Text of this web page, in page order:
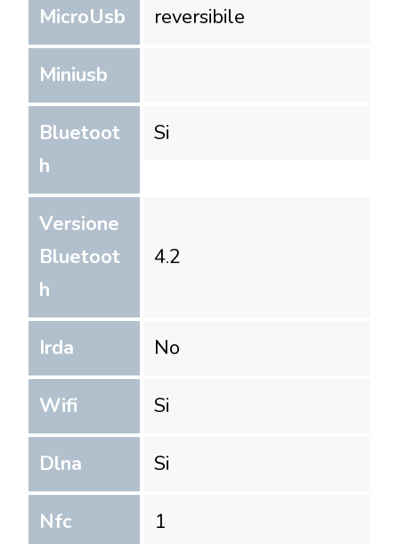
MicroUsb
reversibile
Miniusb
Bluetoot
h
Si
Versione
Bluetoot
h
4.2
Irda No
Wifi Si
Dlna Si
Nfc 1